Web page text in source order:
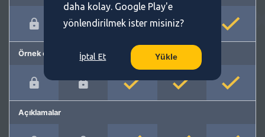
Örnek cümleler
Açıklamalar
daha kolay. Google Play'e
yönlendirilmek ister misiniz?
İptal Et Yükle